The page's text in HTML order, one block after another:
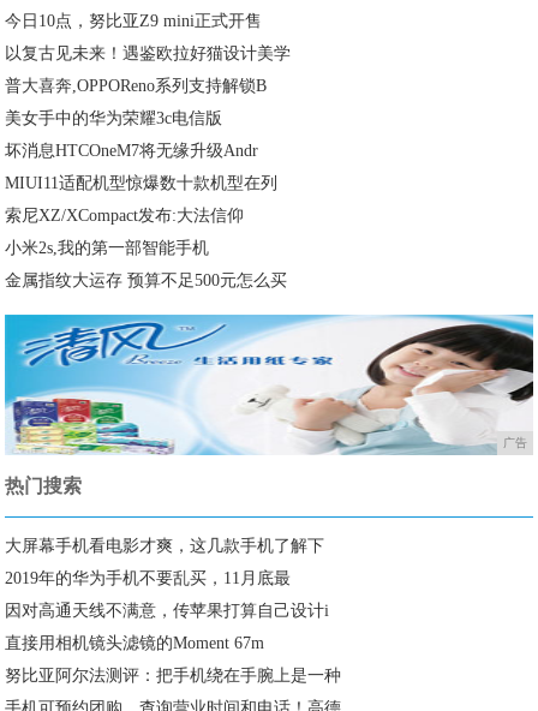
今日10点，努比亚Z9 mini正式开售
以复古见未来！遇鉴欧拉好猫设计美学
普大喜奔,OPPOReno系列支持解锁B
美女手中的华为荣耀3c电信版
坏消息HTCOneM7将无缘升级Andr
MIUI11适配机型惊爆数十款机型在列
索尼XZ/XCompact发布:大法信仰
小米2s,我的第一部智能手机
金属指纹大运存 预算不足500元怎么买
广告
热门搜索
大屏幕手机看电影才爽，这几款手机了解下
2019年的华为手机不要乱买，11月底最
因对高通天线不满意，传苹果打算自己设计i
直接用相机镜头滤镜的Moment 67m
努比亚阿尔法测评：把手机绕在手腕上是一种